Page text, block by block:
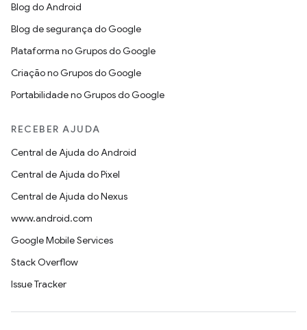
Blog do Android
Blog de segurança do Google
Plataforma no Grupos do Google
Criação no Grupos do Google
Portabilidade no Grupos do Google
RECEBER AJUDA
Central de Ajuda do Android
Central de Ajuda do Pixel
Central de Ajuda do Nexus
www.android.com
Google Mobile Services
Stack Overflow
Issue Tracker